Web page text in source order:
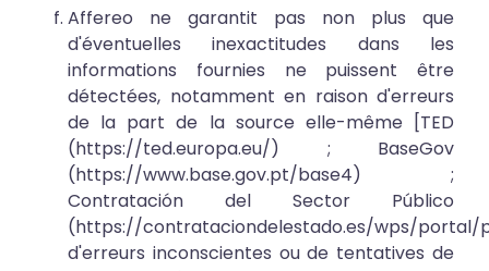
Affereo ne garantit pas non plus que
d'éventuelles inexactitudes dans les
informations fournies ne puissent être
détectées, notamment en raison d'erreurs
de la part de la source elle-même [TED
(https://ted.europa.eu/) ; BaseGov
(https://www.base.gov.pt/base4) ;
Contratación del Sector Público
(https://contrataciondelestado.es/wps/portal/
d'erreurs inconscientes ou de tentatives de